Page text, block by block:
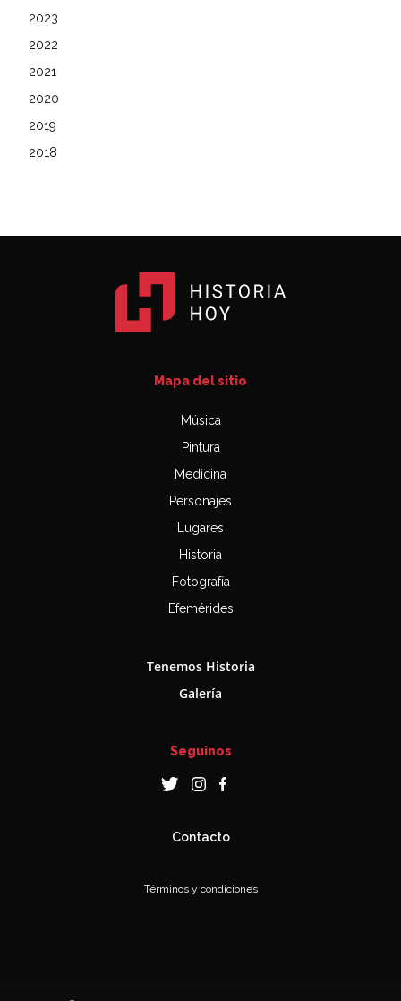
2023
2022
2021
2020
2019
2018
Mapa del sitio
Música
Pintura
Medicina
Personajes
Lugares
Historia
Fotografía
Efemérides
Tenemos Historia
Galería
Seguinos
Contacto
Términos y condiciones